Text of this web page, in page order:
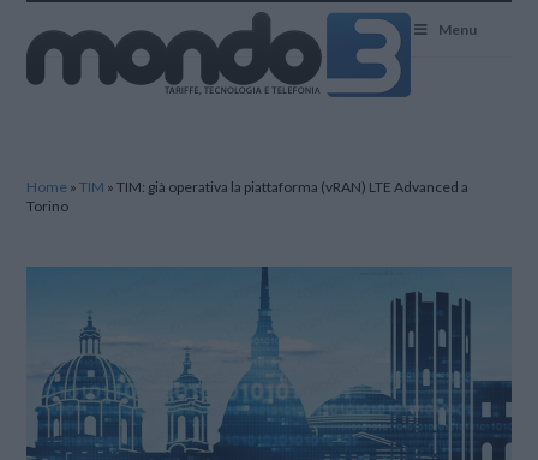
Menu
Home »TIM »TIM: già operativa la piattaforma (vRAN) LTE Advanced a
Torino